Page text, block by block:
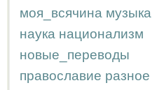
моя_всячина музыка
наука национализм
новые_переводы
православие разное